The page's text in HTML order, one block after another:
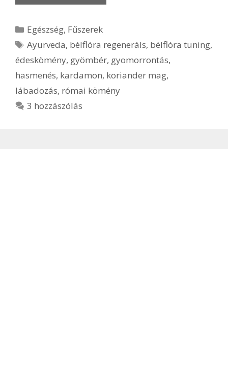
Kategória
Egészség, Fűszerek
Címkék
Ayurveda, bélflóra regeneráls, bélflóra tuning,
édeskömény, gyömbér, gyomorrontás,
hasmenés, kardamon, koriander mag,
lábadozás, római kömény
3 hozzászólás